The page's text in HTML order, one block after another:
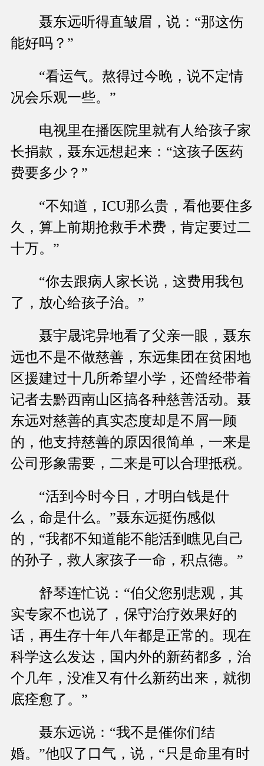
聂东远听得直皱眉，说：“那这伤
能好吗？”
“看运气。熬得过今晚，说不定情
况会乐观一些。”
电视里在播医院里就有人给孩子家
长捐款，聂东远想起来：“这孩子医药
费要多少？”
“不知道，ICU那么贵，看他要住多
久，算上前期抢救手术费，肯定要过二
十万。”
“你去跟病人家长说，这费用我包
了，放心给孩子治。”
聂宇晟诧异地看了父亲一眼，聂东
远也不是不做慈善，东远集团在贫困地
区援建过十几所希望小学，还曾经带着
记者去黔西南山区搞各种慈善活动。聂
东远对慈善的真实态度却是不屑一顾
的，他支持慈善的原因很简单，一来是
公司形象需要，二来是可以合理抵税。
“活到今时今日，才明白钱是什
么，命是什么。”聂东远挺伤感似
的，“我都不知道能不能活到瞧见自己
的孙子，救人家孩子一命，积点德。”
舒琴连忙说：“伯父您别悲观，其
实专家不也说了，保守治疗效果好的
话，再生存十年八年都是正常的。现在
科学这么发达，国内外的新药都多，治
个几年，没准又有什么新药出来，就彻
底痊愈了。”
聂东远说：“我不是催你们结
婚。”他叹了口气，说，“只是命里有时